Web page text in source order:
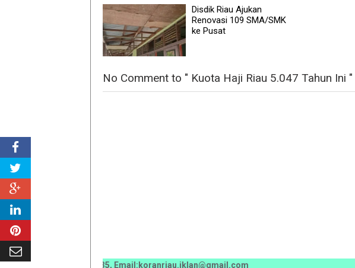
Disdik Riau Ajukan
Renovasi 109 SMA/SMK
ke Pusat
No Comment to " Kuota Haji Riau 5.047 Tahun Ini "
0070 / 0811 7673 35, Email:koranriau.iklan@gmail.com